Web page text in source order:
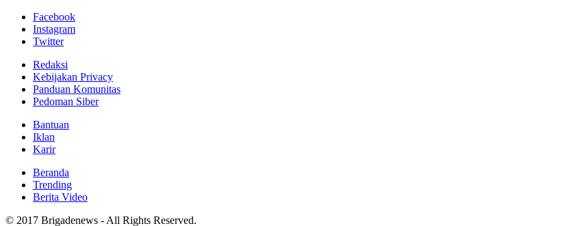
Facebook
Instagram
Twitter
Redaksi
Kebijakan Privacy
Panduan Komunitas
Pedoman Siber
Bantuan
Iklan
Karir
Beranda
Trending
Berita Video
© 2017 Brigadenews - All Rights Reserved.